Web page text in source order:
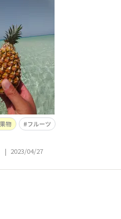
果物 フルーツ
| 2023/04/27